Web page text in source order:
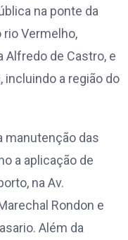
na ponte da
rio Vermelho,
Alfredo de Castro, e
incluindo a região do
manutenção das
a aplicação de
na Av.
Rondon e
Além da